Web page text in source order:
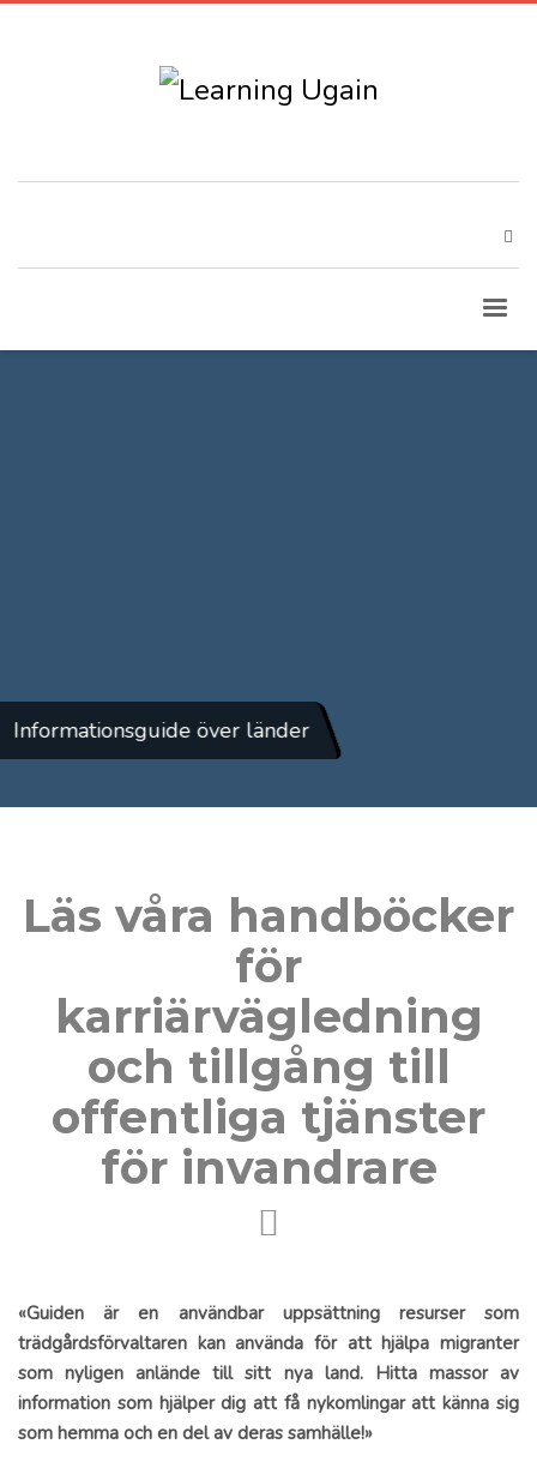
Informationsguide över länder
Läs våra handböcker
för
karriärvägledning
och tillgång till
offentliga tjänster
för invandrare
«Guiden är en användbar uppsättning resurser som
trädgårdsförvaltaren kan använda för att hjälpa migranter
som nyligen anlände till sitt nya land. Hitta massor av
information som hjälper dig att få nykomlingar att känna sig
som hemma och en del av deras samhälle!»